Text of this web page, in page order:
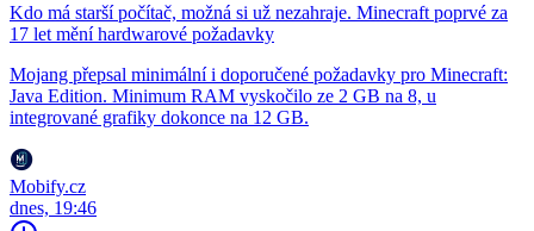
Kdo má starší počítač, možná si už nezahraje. Minecraft poprvé za
17 let mění hardwarové požadavky
Mojang přepsal minimální i doporučené požadavky pro Minecraft:
Java Edition. Minimum RAM vyskočilo ze 2 GB na 8, u
integrované grafiky dokonce na 12 GB.
Mobify.cz
dnes, 19:46